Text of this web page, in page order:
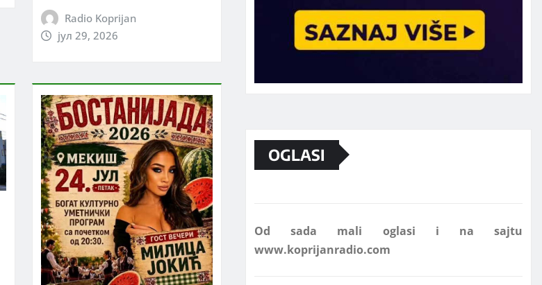
Radio Koprijan
јул 29, 2026
OGLASI
Marketing telefon 062 463 002